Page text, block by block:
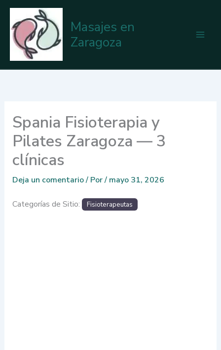
contenido
Masajes en
Zaragoza
Spania Fisioterapia y
Pilates Zaragoza — 3
clínicas
Deja un comentario/ Por/ mayo 31, 2026
Categorías de Sitio: Fisioterapeutas